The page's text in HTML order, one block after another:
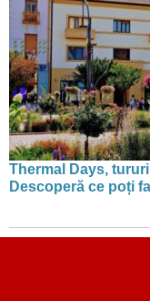
Thermal Days,
Descoperă ce poți